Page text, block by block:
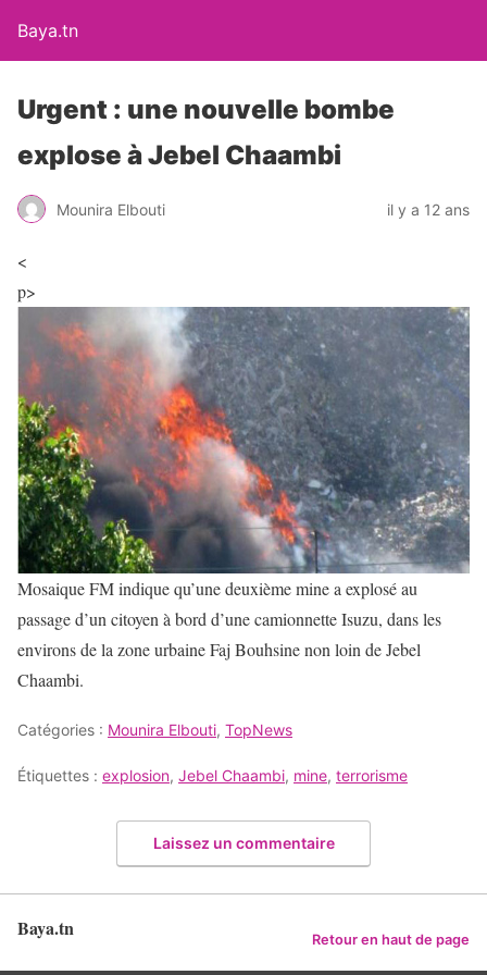
Baya.tn
Urgent : une nouvelle bombe
explose à Jebel Chaambi
Mounira Elbouti il y a 12 ans
<
p>
Mosaique FM indique qu’une deuxième mine a explosé au
passage d’un citoyen à bord d’une camionnette Isuzu, dans les
environs de la zone urbaine Faj Bouhsine non loin de Jebel
Chaambi.
Catégories : Mounira Elbouti, TopNews
Étiquettes : explosion, Jebel Chaambi, mine, terrorisme
Laissez un commentaire
Baya.tn Retour en haut de page